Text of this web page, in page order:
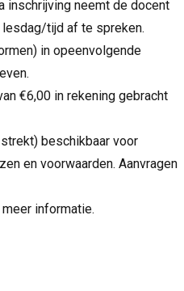
inschrijving neemt de docent
tijd af te spreken.
in opeenvolgende
€6,00 in rekening gebracht
beschikbaar voor
en voorwaarden. Aanvragen
informatie.